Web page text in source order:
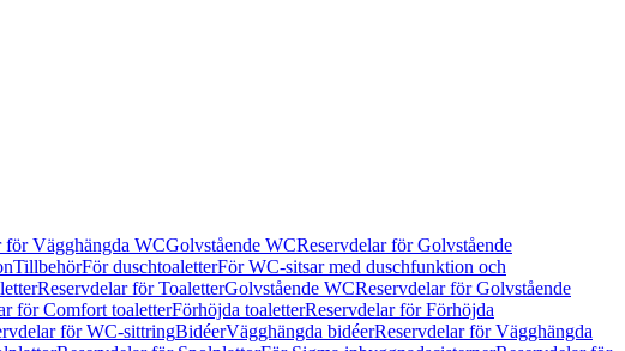
för Vägghängda WCGolvstående WCReservdelar för Golvstående
TillbehörFör duschtoaletterFör WC-sitsar med duschfunktion och
Reservdelar för ToaletterGolvstående WCReservdelar för Golvstående
för Comfort toaletterFörhöjda toaletterReservdelar för Förhöjda
för WC-sittringBidéerVägghängda bidéerReservdelar för Vägghängda